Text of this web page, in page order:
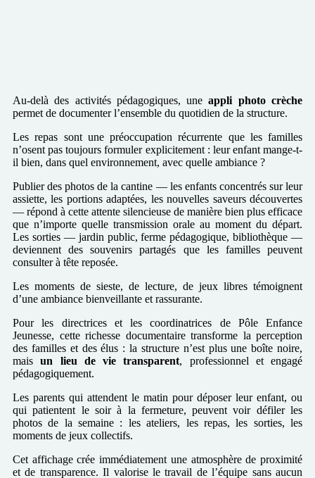
Au-delà des activités pédagogiques, uneappli photo crèche
permet de documenter l’ensemble du quotidien de la structure.
Les repas sont une préoccupation récurrente que les familles
n’osent pas toujours formuler explicitement : leur enfant mange-t-
il bien, dans quel environnement, avec quelle ambiance ?
Publier des photos de la cantine — les enfants concentrés sur leur
assiette, les portions adaptées, les nouvelles saveurs découvertes
— répond à cette attente silencieuse de manière bien plus efficace
que n’importe quelle transmission orale au moment du départ.
Les sorties — jardin public, ferme pédagogique, bibliothèque —
deviennent des souvenirs partagés que les familles peuvent
consulter à tête reposée.
Les moments de sieste, de lecture, de jeux libres témoignent
d’une ambiance bienveillante et rassurante.
Pour les directrices et les coordinatrices de Pôle Enfance
Jeunesse, cette richesse documentaire transforme la perception
des familles et des élus : la structure n’est plus une boîte noire,
maisun lieu de vie transparent, professionnel et engagé
pédagogiquement.
Les parents qui attendent le matin pour déposer leur enfant, ou
qui patientent le soir à la fermeture, peuvent voir défiler les
photos de la semaine : les ateliers, les repas, les sorties, les
moments de jeux collectifs.
Cet affichage crée immédiatement une atmosphère de proximité
et de transparence. Il valorise le travail de l’équipe sans aucun